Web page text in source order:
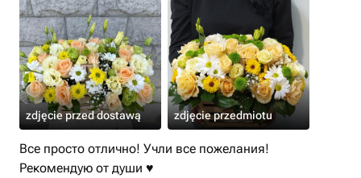
zdjęcie przed dostawą zdjęcie przedmiotu
Все просто отлично! Учли все пожелания!
Рекомендую от души ♥️